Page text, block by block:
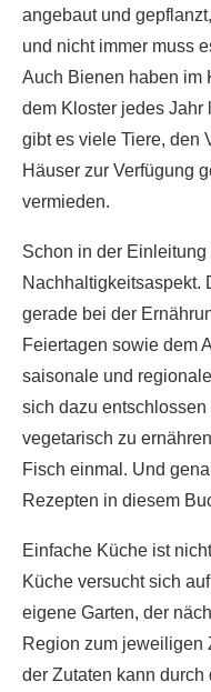
angebaut und
und nicht immer muss
Auch Bienen haben im
dem Kloster jedes Jahr
gibt es viele Tiere, den
Häuser zur Verfügung
vermieden.
Schon in der
Nachhaltigkeitsaspekt.
gerade bei der
Feiertagen sowie dem
saisonale und
sich dazu
vegetarisch zu
Fisch einmal. Und
Rezepten in diesem
Einfache Küche ist
Küche versucht sich
eigene Garten, der
Region zum jeweiligen
der Zutaten kann